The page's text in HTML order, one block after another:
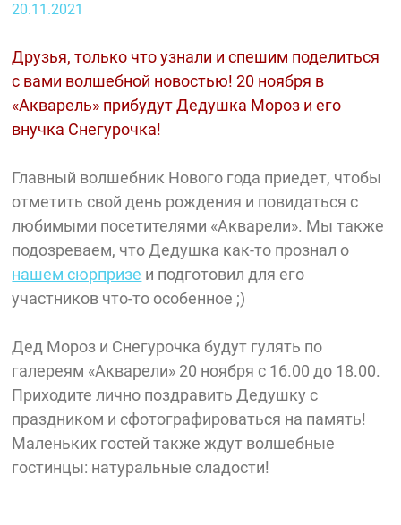
20.11.2021
Друзья, только что узнали и спешим поделиться
с вами волшебной новостью! 20 ноября в
«Акварель» прибудут Дедушка Мороз и его
внучка Снегурочка!
Главный волшебник Нового года приедет, чтобы
отметить свой день рождения и повидаться с
любимыми посетителями «Акварели». Мы также
подозреваем, что Дедушка как-то прознал о
нашем сюрпризе и подготовил для его
участников что-то особенное ;)
Дед Мороз и Снегурочка будут гулять по
галереям «Акварели» 20 ноября с 16.00 до 18.00.
Приходите лично поздравить Дедушку с
праздником и сфотографироваться на память!
Маленьких гостей также ждут волшебные
гостинцы: натуральные сладости!